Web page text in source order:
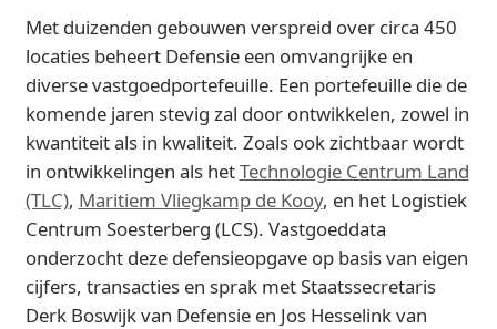
Met duizenden gebouwen verspreid over circa 450
locaties beheert Defensie een omvangrijke en
diverse vastgoedportefeuille. Een portefeuille die de
komende jaren stevig zal door ontwikkelen, zowel in
kwantiteit als in kwaliteit. Zoals ook zichtbaar wordt
in ontwikkelingen als hetTechnologie Centrum Land
(TLC), Maritiem Vliegkamp de Kooy, en het Logistiek
Centrum Soesterberg (LCS). Vastgoeddata
onderzocht deze defensieopgave op basis van eigen
cijfers, transacties en sprak met Staatssecretaris
Derk Boswijk van Defensie en Jos Hesselink van